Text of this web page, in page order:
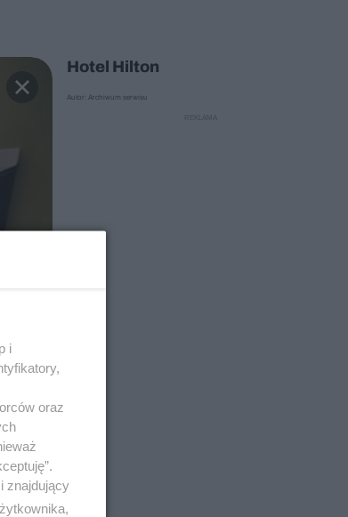
Hotel Hilton
Autor: Archiwum serwisu
i
oraz
znajdujący